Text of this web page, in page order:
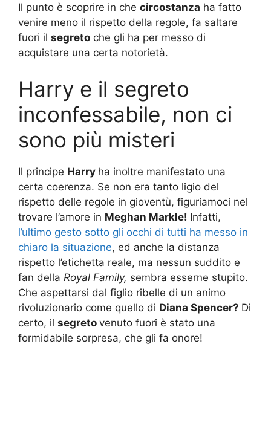
Il punto è scoprire in che circostanza ha fatto
venire meno il rispetto della regole, fa saltare
fuori il segreto che gli ha per messo di
acquistare una certa notorietà.
Harry e il segreto
inconfessabile, non ci
sono più misteri
Il principe Harry ha inoltre manifestato una
certa coerenza. Se non era tanto ligio del
rispetto delle regole in gioventù, figuriamoci nel
trovare l’amore in Meghan Markle! Infatti,
l’ultimo gesto sotto gli occhi di tutti ha messo in
chiaro la situazione, ed anche la distanza
rispetto l’etichetta reale, ma nessun suddito e
fan della Royal Family, sembra esserne stupito.
Che aspettarsi dal figlio ribelle di un animo
rivoluzionario come quello di Diana Spencer? Di
certo, il segreto venuto fuori è stato una
formidabile sorpresa, che gli fa onore!